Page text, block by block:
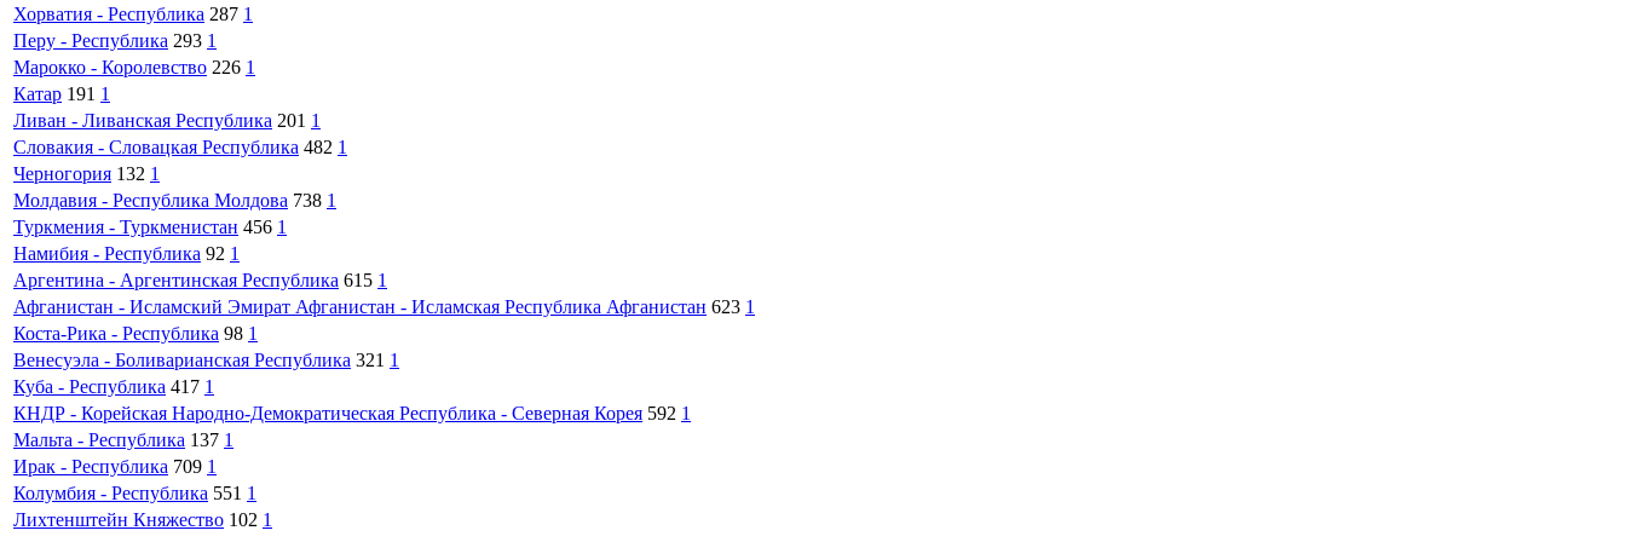
Хорватия - Республика 287 1
Перу - Республика 293 1
Марокко - Королевство 226 1
Катар 191 1
Ливан - Ливанская Республика 201 1
Словакия - Словацкая Республика 482 1
Черногория 132 1
Молдавия - Республика Молдова 738 1
Туркмения - Туркменистан 456 1
Намибия - Республика 92 1
Аргентина - Аргентинская Республика 615 1
Афганистан - Исламский Эмират Афганистан - Исламская Республика Афганистан 623 1
Коста-Рика - Республика 98 1
Венесуэла - Боливарианская Республика 321 1
Куба - Республика 417 1
КНДР - Корейская Народно-Демократическая Республика - Северная Корея 592 1
Мальта - Республика 137 1
Ирак - Республика 709 1
Колумбия - Республика 551 1
Лихтенштейн Княжество 102 1